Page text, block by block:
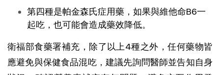
第四種是帕金森氏症用藥，如果與維他命B6一
起吃，也可能會造成藥效降低。
衛福部食藥署補充，除了以上4種之外，任何藥物皆
應避免與保健食品混吃，建議先詢問醫師並告知自身